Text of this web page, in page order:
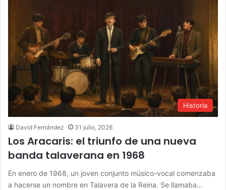
Historia
David Fernández 31 julio, 2026
Los Aracaris: el triunfo de una nueva
banda talaverana en 1968
En enero de 1968, un joven conjunto músico-vocal comenzaba
a hacerse un nombre en Talavera de la Reina. Se llamaba…